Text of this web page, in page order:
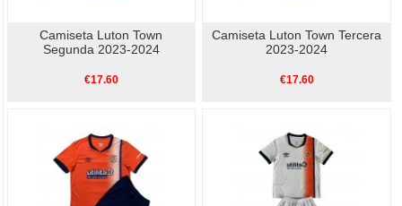
Camiseta Luton Town
Segunda 2023-2024
€17.60
Camiseta Luton Town Tercera
2023-2024
€17.60